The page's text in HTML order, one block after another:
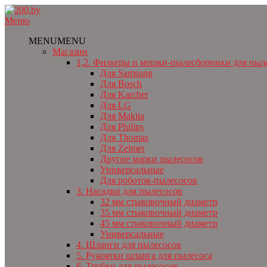
Перейти
к
Меню
MENUMENU
Магазин
1,2. Фильтры и мешки-пылесборники для
Для Samsung
Для Bosch
Для Karcher
Для LG
Для Makita
Для Philips
Для Thomas
Для Zelmer
Другие марки пылесосов
Универсальные
Для роботов-пылесосов
3. Насадки для пылесосов
32 мм стыковочный диаметр
35 мм стыковочный диаметр
45 мм стыковочный диаметр
Универсальные
4. Шланги для пылесосов
5. Рукоятки шланга для пылесоса